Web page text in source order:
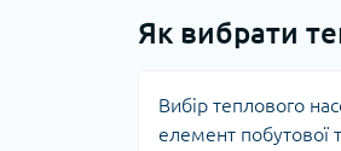
Як вибрати
Вибір теплового
елемент побутової